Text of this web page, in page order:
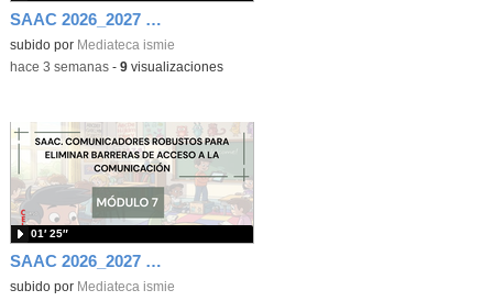
SAAC 2026_2027 Módulo 8
subido por Mediateca ismie
-hace 3 semanas- 9visualizaciones
SAAC 2026_2027 Módulo 7
subido por Mediateca ismie
01′ 25″